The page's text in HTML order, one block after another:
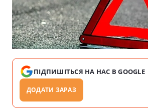
ПІДПИШІТЬСЯ НА НАС В GOOGLE
ДОДАТИ ЗАРАЗ